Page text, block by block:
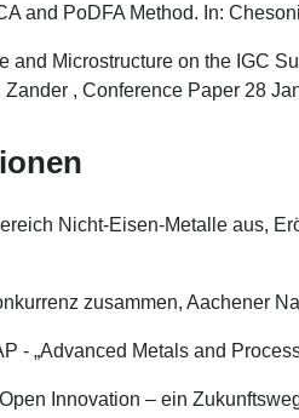
and PoDFA Method. In:
and Microstructure on the IGC
, Conference Paper 28
Nicht-Eisen-Metalle aus,
zusammen, Aachener
- „Advanced Metals and
Innovation – ein